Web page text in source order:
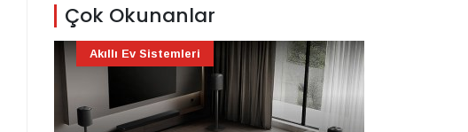
Çok Okunanlar
Akıllı Ev Sistemleri